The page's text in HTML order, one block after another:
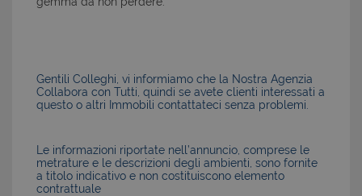
Gentili Colleghi, vi informiamo che la Nostra Agenzia
Collabora con Tutti, quindi se avete clienti interessati a
questo o altri Immobili contattateci senza problemi.
Le informazioni riportate nell’annuncio, comprese le
metrature e le descrizioni degli ambienti, sono fornite
a titolo indicativo e non costituiscono elemento
contrattuale